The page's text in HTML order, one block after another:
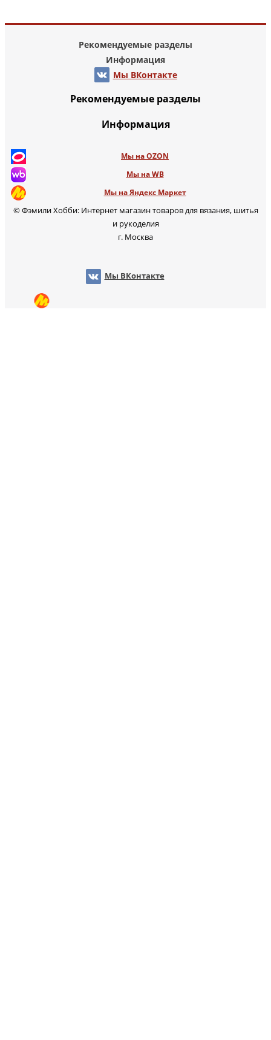
Рекомендуемые разделы
Информация
Мы ВКонтакте
Рекомендуемые разделы
Информация
Мы на OZON
Мы на WB
Мы на Яндекс Маркет
© Фэмили Хобби: Интернет магазин товаров для вязания, шитья
и рукоделия
г. Москва
Мы ВКонтакте